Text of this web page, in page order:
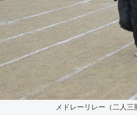
メドレーリレー（二人三